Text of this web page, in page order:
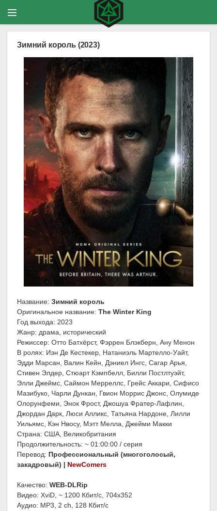
Зимний король (2023)
Название: Зимний король
Оригинальное название: The Winter King
Год выхода: 2023
Жанр: драма, исторический
Режиссер: Отто Батхёрст, Фэррен Блэкберн, Ану Менон
В ролях: Иэн Де Кестекер, Натаниэль Мартелло-Уайт,
Эдди Марсан, Валин Кейн, Дэниел Ингс, Сагар Арья,
Стивен Элдер, Стюарт Кэмпбелл, Билли Постлтуэйт,
Элли Джеймс, Саймон Мерреллс, Грейс Аккари, Сифисо
Мазибуко, Чарли Дункан, Гвион Моррис Джонс, Олумиде
Олорунфеми, Энок Фрост, Джошуа Фратер-Лафлин,
Джордан Дарк, Люси Алликс, Татьяна Нардоне, Лилли
Уильямс, Кэн Нвосу, Мэтт Мелла, Джейми Макки
Страна: США, Великобритания
Продолжительность: ~ 01:00:00 / серия
Перевод: Профессиональный (многоголосый,
закадровый) | NewComers
Качество: WEB-DLRip
Видео: XviD, ~ 1200 Кбит/с, 704x352
Аудио: MP3, 2 ch, 128 Кбит/с